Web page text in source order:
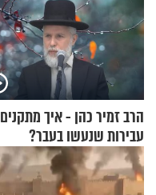
הרב זמיר כהן - איך מתקנים
עבירות שנעשו בעבר?